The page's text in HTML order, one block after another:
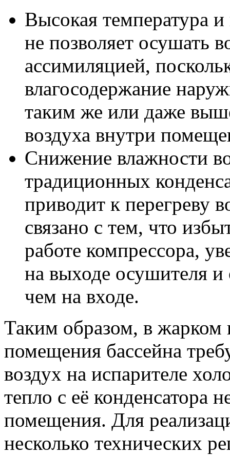
Высокая температура
не позволяет осушать
ассимиляцией,
влагосодержание
таким же или даже
воздуха внутри
Снижение влажности
традиционных
приводит к перегреву
связано с тем, что
работе компрессора,
на выходе осушителя
чем на входе.
Таким образом, в жарком
помещения бассейна
воздух на испарителе
тепло с её конденсатора
помещения. Для
несколько технических